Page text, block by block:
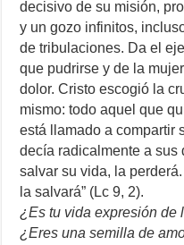
decisivo de su misión,
y un gozo infinitos,
de tribulaciones. Da el
que pudrirse y de la
dolor. Cristo escogió la
mismo: todo aquel que
está llamado a compartir
decía radicalmente a sus
salvar su vida, la
la salvará” (Lc 9, 2).
¿Es tu vida expresión de
¿Eres una semilla de